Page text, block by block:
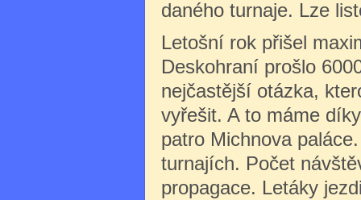
daného turnaje. Lze
Letošní rok přišel
Deskohraní prošlo
nejčastější otázka,
vyřešit. A to máme
patro Michnova
turnajích. Počet
propagace. Letáky